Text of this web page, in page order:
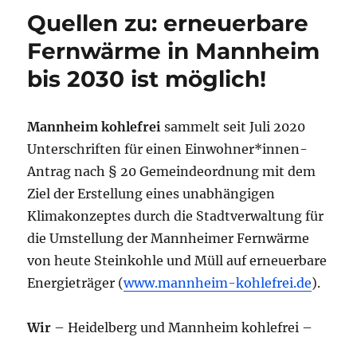
Quellen zu: erneuerbare
Fernwärme in Mannheim
bis 2030 ist möglich!
Mannheim kohlefreisammelt seit Juli 2020
Unterschriften für einen Einwohner*innen-
Antrag nach § 20 Gemeindeordnung mit dem
Ziel der Erstellung eines unabhängigen
Klimakonzeptes durch die Stadtverwaltung für
die Umstellung der Mannheimer Fernwärme
von heute Steinkohle und Müll auf erneuerbare
Energieträger (www.mannheim-kohlefrei.de).
Wir – Heidelberg und Mannheim kohlefrei –